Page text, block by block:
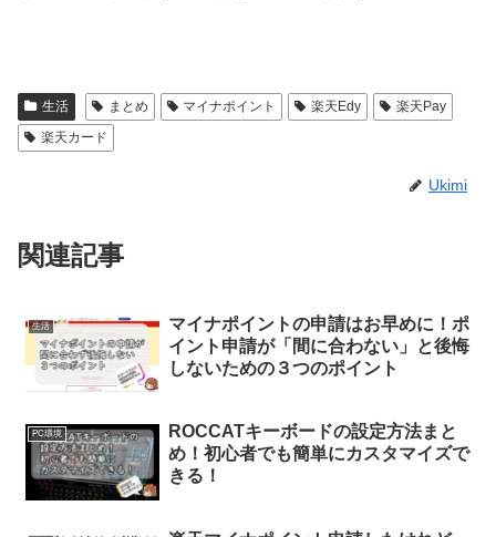
生活 まとめ マイナポイント 楽天Edy
楽天Pay
楽天カード
Ukimi
関連記事
生活
マイナポイントの申請はお早めに！ポ
イント申請が「間に合わない」と後悔
しないための３つのポイント
PC環境
ROCCATキーボードの設定方法まと
め！初心者でも簡単にカスタマイズで
きる！